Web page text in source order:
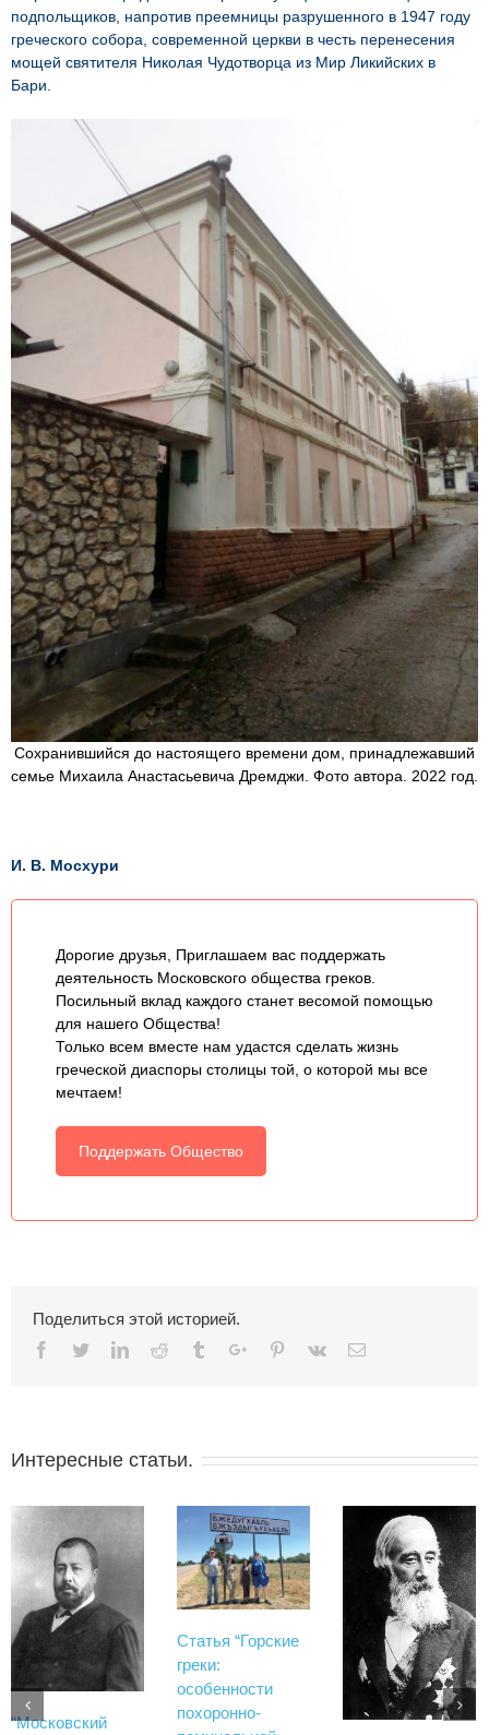
подпольщиков, напротив преемницы разрушенного в 1947 году
греческого собора, современной церкви в честь перенесения
мощей святителя Николая Чудотворца из Мир Ликийских в
Бари.
Сохранившийся до настоящего времени дом, принадлежавший
семье Михаила Анастасьевича Дремджи. Фото автора. 2022 год.
И. В. Мосхури
Дорогие друзья, Приглашаем вас поддержать
деятельность Московского общества греков.
Посильный вклад каждого станет весомой помощью
для нашего Общества!
Только всем вместе нам удастся сделать жизнь
греческой диаспоры столицы той, о которой мы все
мечтаем!
Поддержать Общество
Поделиться этой историей.
Facebook
TwitterLinkedinReddit TumblrGoogle+Pinterest
Vk Email
Интересные статьи.
“Московский
Статья “Горские
греки:
особенности
похоронно-